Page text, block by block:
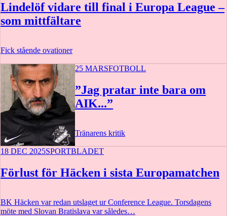
Lindelöf vidare till final i Europa League –
som mittfältare
Fick stående ovationer
25 MARSFOTBOLL
”Jag pratar inte bara om
AIK...”
Tränarens kritik
18 DEC 2025SPORTBLADET
Förlust för Häcken i sista Europamatchen
BK Häcken var redan utslaget ur Conference League. Torsdagens
möte med Slovan Bratislava var således…